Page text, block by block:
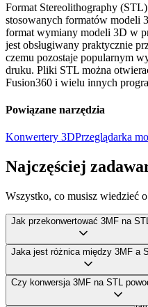
Format Stereolithography
stosowanych formatów modeli
format wymiany modeli 3D w
jest obsługiwany praktycznie
czemu pozostaje popularnym
druku. Pliki STL można
Fusion360 i wielu innych
Powiązane narzędzia
Konwertery 3DPrzeglądarka
Najczęściej
Wszystko, co musisz wiedzieć
Jak przekonwertować 3MF na
Prześlij plik 3MF za pomocą
powyżej, wybierz STL jako
teraz. Skonwertowany plik
sekund. Nie trzeba instalować
Jaka jest różnica między 3MF a
Każdy format 3D ma inne
obsługą geometrii, kolorów,
Czy konwersja 3MF na STL